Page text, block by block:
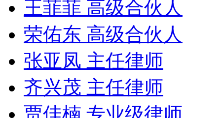
王菲菲 高级合伙人
荣佑东 高级合伙人
张亚凤 主任律师
齐兴茂 主任律师
贾佳楠 专业级律师